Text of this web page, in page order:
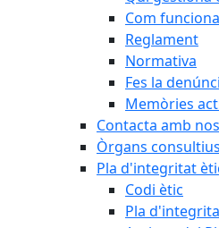
Com
Reglament
Normativa
Fes la
Memòries
Contacta amb
Òrgans
Pla d'integritat
Codi ètic
Pla